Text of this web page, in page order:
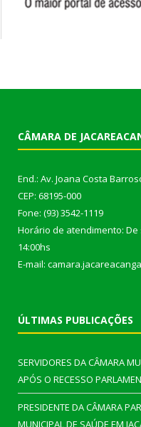
CÂMARA DE
End.: Av. Joana Costa
CEP: 68195-000
Fone: (93) 3542-1119
Horário de atendimento:
14:00hs
E-mail:
ÚLTIMAS PUBLICAÇÕES
SERVIDORES DA CÂMARA
APÓS O RECESSO
PRESIDENTE DA CÂMARA
MUNICIPAL DE SAÚDE EM